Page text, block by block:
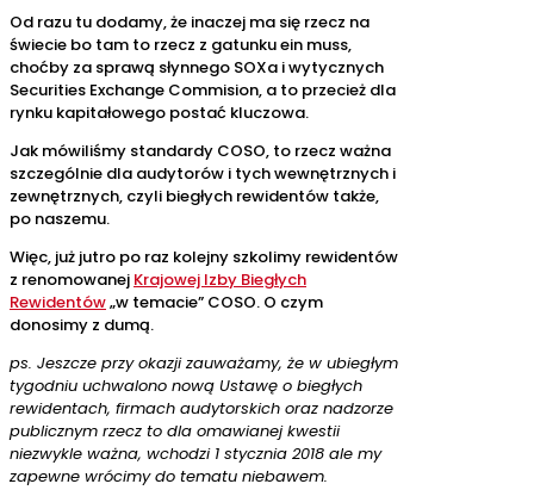
Od razu tu dodamy, że inaczej ma się rzecz na
świecie bo tam to rzecz z gatunku ein muss,
choćby za sprawą słynnego SOXa i wytycznych
Securities Exchange Commision, a to przecież dla
rynku kapitałowego postać kluczowa.
Jak mówiliśmy standardy COSO, to rzecz ważna
szczególnie dla audytorów i tych wewnętrznych i
zewnętrznych, czyli biegłych rewidentów także,
po naszemu.
Więc, już jutro po raz kolejny szkolimy rewidentów
z renomowanej Krajowej Izby Biegłych
Rewidentów„w temacie” COSO. O czym
donosimy z dumą.
ps. Jeszcze przy okazji zauważamy, że w ubiegłym
tygodniu uchwalono nową Ustawę o biegłych
rewidentach, firmach audytorskich oraz nadzorze
publicznym rzecz to dla omawianej kwestii
niezwykle ważna, wchodzi 1 stycznia 2018 ale my
zapewne wrócimy do tematu niebawem.